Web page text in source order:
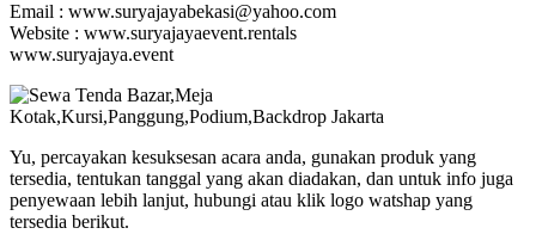
Email : www.suryajayabekasi@yahoo.com
Website : www.suryajayaevent.rentals
www.suryajaya.event
Yu, percayakan kesuksesan acara anda, gunakan produk yang
tersedia, tentukan tanggal yang akan diadakan, dan untuk info juga
penyewaan lebih lanjut, hubungi atau klik logo watshap yang
tersedia berikut.